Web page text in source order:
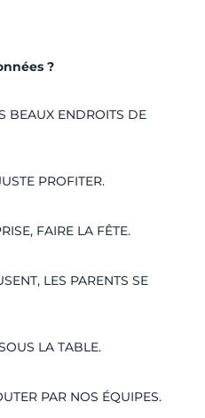
?
BEAUX ENDROITS DE
PROFITER.
FAIRE LA FÊTE.
LES PARENTS SE
LA TABLE.
PAR NOS ÉQUIPES.